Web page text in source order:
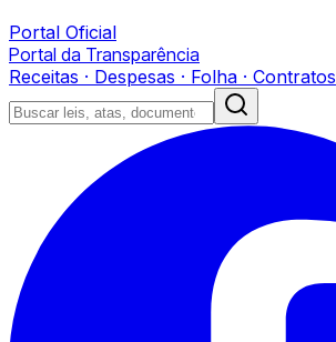
Portal Oficial
Portal da Transparência
Receitas · Despesas · Folha · Contratos